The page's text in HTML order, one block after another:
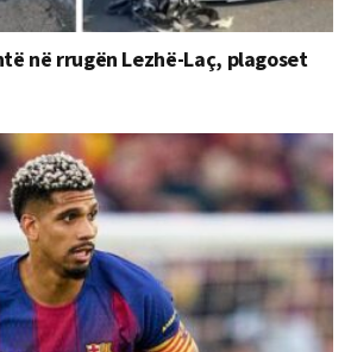
në rrugën Lezhë-Laç, plagoset